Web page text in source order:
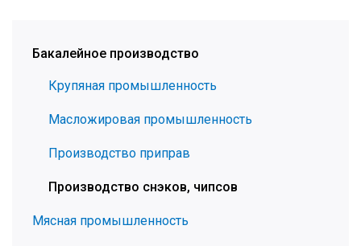
Бакалейное производство
Крупяная промышленность
Масложировая промышленность
Производство приправ
Производство снэков, чипсов
Мясная промышленность